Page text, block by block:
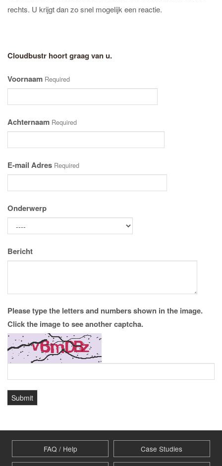
rechts. U krijgt dan zo snel mogelijk een reactie.
Cloudbustr hoort graag van u.
Voornaam Required
Achternaam Required
E-mail Adres Required
Onderwerp
Bericht
Please type the letters and numbers shown in the image.
Click the image to see another captcha.
FAQ / Help Case Studies